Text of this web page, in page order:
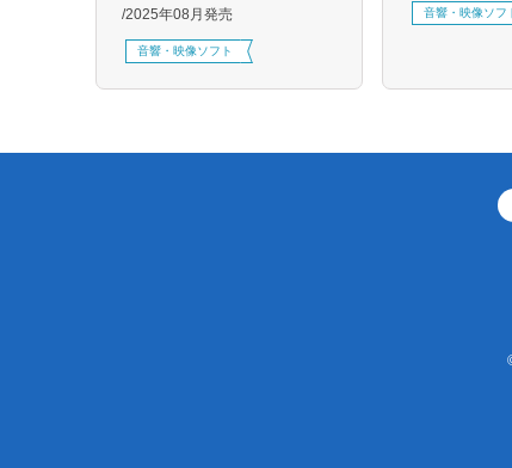
2025年08月発売
音響・映像ソフト
音響・映像ソフ